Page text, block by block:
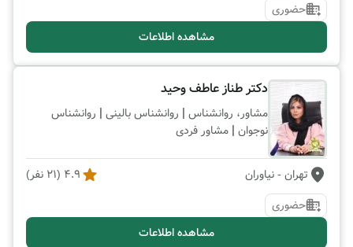
حضوری
مشاهده اطلاعات
دکتر طناز عاطف وحید
مشاور، روانشناس | روانشناس بالینی | روانشناس
نوجوان | مشاور فردی
تهران - نیاوران 4.9
(
21 نفر)
حضوری
مشاهده اطلاعات